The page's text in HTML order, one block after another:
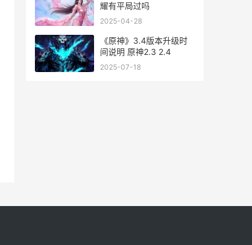
耀有平局过吗
2025-04-28
《原神》3.4版本升级时
间说明 原神2.3 2.4
2025-07-18